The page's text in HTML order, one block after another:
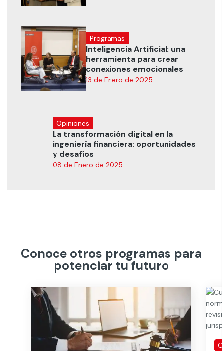
Programas
Inteligencia Artificial: una
herramienta para crear
conexiones emocionales
13 de Enero de 2025
Opiniones
La transformación digital en la
ingeniería financiera: oportunidades
y desafíos
08 de Enero de 2025
Conoce otros programas para
potenciar tu futuro